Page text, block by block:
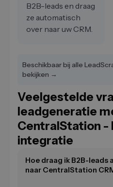
B2B-leads en draag
ze automatisch
over naar uw CRM.
Beschikbaar bij alle
bekijken →
Veelgestelde
leadgeneratie
CentralStation -
integratie
Hoe draag ik B2B-
naar CentralStation